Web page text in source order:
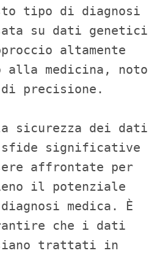
tipo di diagnosi
su dati genetici
altamente
alla medicina, noto
di precisione.
sicurezza dei dati
sfide significative
affrontate per
il potenziale
medica. È
che i dati
trattati in